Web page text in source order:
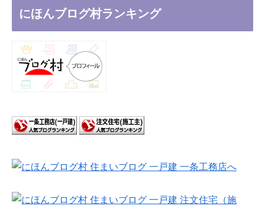
にほんブログ村ランキング